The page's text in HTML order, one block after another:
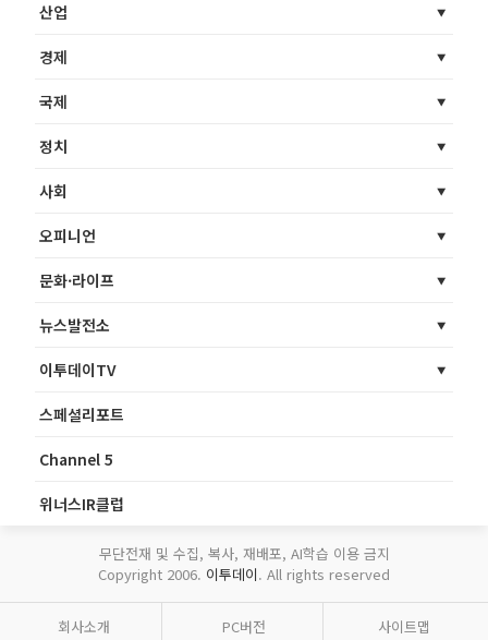
산업
경제
국제
정치
사회
오피니언
문화·라이프
뉴스발전소
이투데이TV
스페셜리포트
Channel 5
위너스IR클럽
무단전재 및 수집, 복사, 재배포, AI학습 이용 금지
Copyright 2006. 이투데이. All rights reserved
회사소개 PC버전 사이트맵